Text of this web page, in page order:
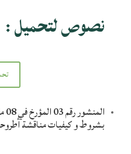
نصوص لتحميل :
بشروط و كيفيات مناقشة